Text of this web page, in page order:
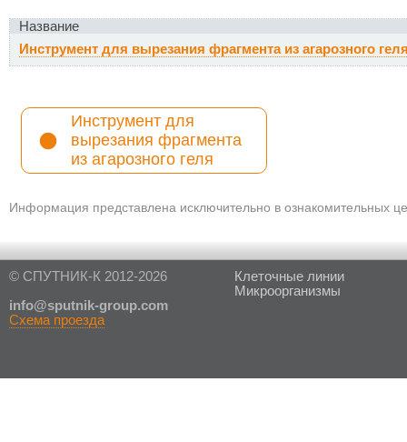
Название
Инструмент для вырезания фрагмента из агарозного
Инструмент для
вырезания фрагмента
из агарозного геля
Информация представлена исключительно в ознакомительных
© СПУТНИК-К 2012-2026
info@sputnik-group.com
Схема проезда
Клеточные линии
Микроорганизмы